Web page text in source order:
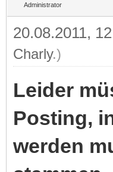
Administrator
20.08.2011,
Charly.)
Leider
Posting,
werden